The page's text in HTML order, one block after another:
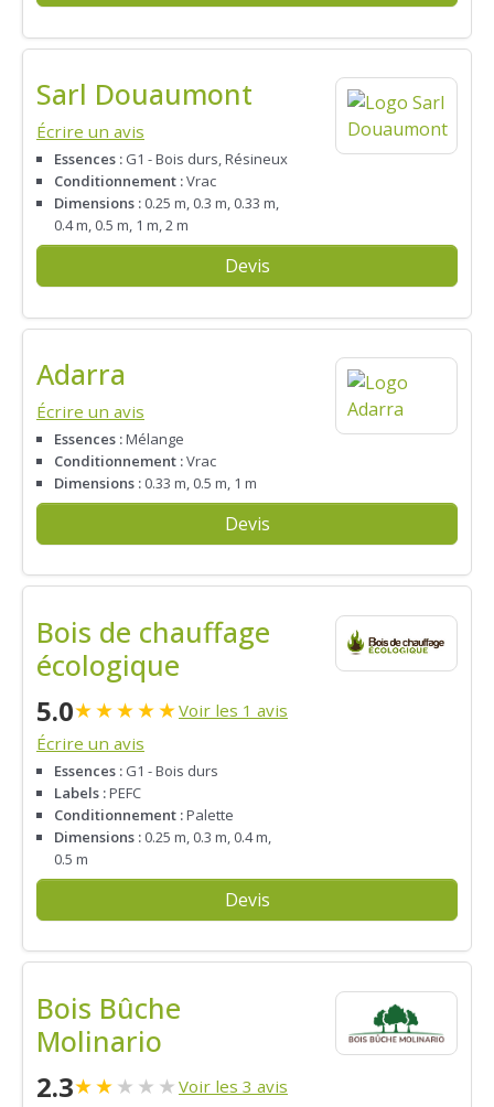
Sarl Douaumont
Écrire un avis
Essences : G1 - Bois durs, Résineux
Conditionnement :Vrac
Dimensions : 0.25 m, 0.3 m, 0.33 m,
0.4 m, 0.5 m, 1 m, 2 m
Devis
Adarra
Écrire un avis
Essences :Mélange
Conditionnement :Vrac
Dimensions : 0.33 m, 0.5 m, 1 m
Devis
Bois de chauffage
écologique
5.0★★★★★Voir les 1 avis
Écrire un avis
Essences : G1 - Bois durs
Labels :PEFC
Conditionnement :Palette
Dimensions : 0.25 m, 0.3 m, 0.4 m,
0.5 m
Devis
Bois Bûche
Molinario
2.3★★★ ★ ★ Voir les 3 avis